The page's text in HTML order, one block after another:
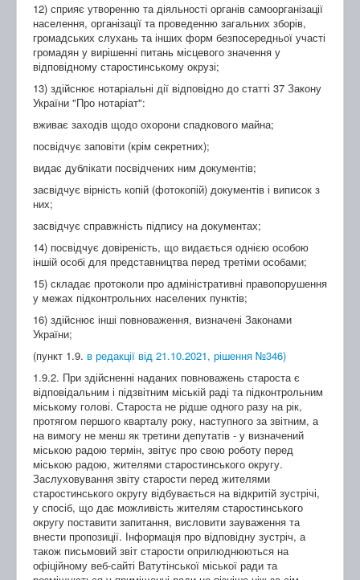
12) сприяє утворенню та діяльності органів самоорганізації
населення, організації та проведенню загальних зборів,
громадських слухань та інших форм безпосередньої участі
громадян у вирішенні питань місцевого значення у
відповідному старостинському окрузі;
13) здійснює нотаріальні дії відповідно до статті 37 Закону
України "Про нотаріат":
вживає заходів щодо охорони спадкового майна;
посвідчує заповіти (крім секретних);
видає дублікати посвідчених ним документів;
засвідчує вірність копій (фотокопій) документів і виписок з
них;
засвідчує справжність підпису на документах;
14) посвідчує довіреність, що видається однією особою
іншій особі для представництва перед третіми особами;
15) складає протоколи про адміністративні правопорушення
у межах підконтрольних населених пунктів;
16) здійснює інші повноваження, визначені Законами
України;
(пункт 1.9. в редакції від 21.10.2021, рішення №346)
1.9.2. При здійсненні наданих повноважень староста є
відповідальним і підзвітним міській раді та підконтрольним
міському голові. Староста не рідше одного разу на рік,
протягом першого кварталу року, наступного за звітним, а
на вимогу не менш як третини депутатів - у визначений
міською радою термін, звітує про свою роботу перед
міською радою, жителями старостинського округу.
Заслуховування звіту старости перед жителями
старостинського округу відбувається на відкритій зустрічі,
у спосіб, що дає можливість жителям старостинського
округу поставити запитання, висловити зауваження та
внести пропозиції. Інформація про відповідну зустріч, а
також письмовий звіт старости оприлюднюються на
офіційному веб-сайті Ватутінської міської ради та